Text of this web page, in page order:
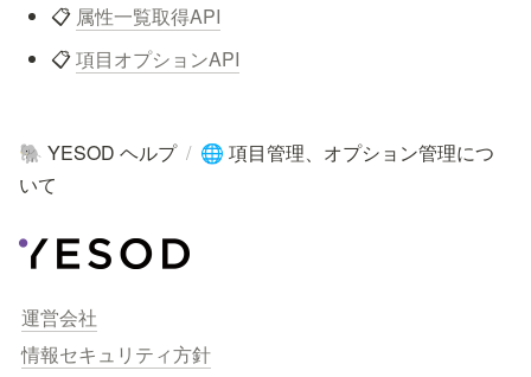
📋 属性一覧取得API
📋 項目オプションAPI
🐘 YESOD ヘルプ / 🌐 項目管理、オプション管理につ
いて
運営会社
情報セキュリティ方針